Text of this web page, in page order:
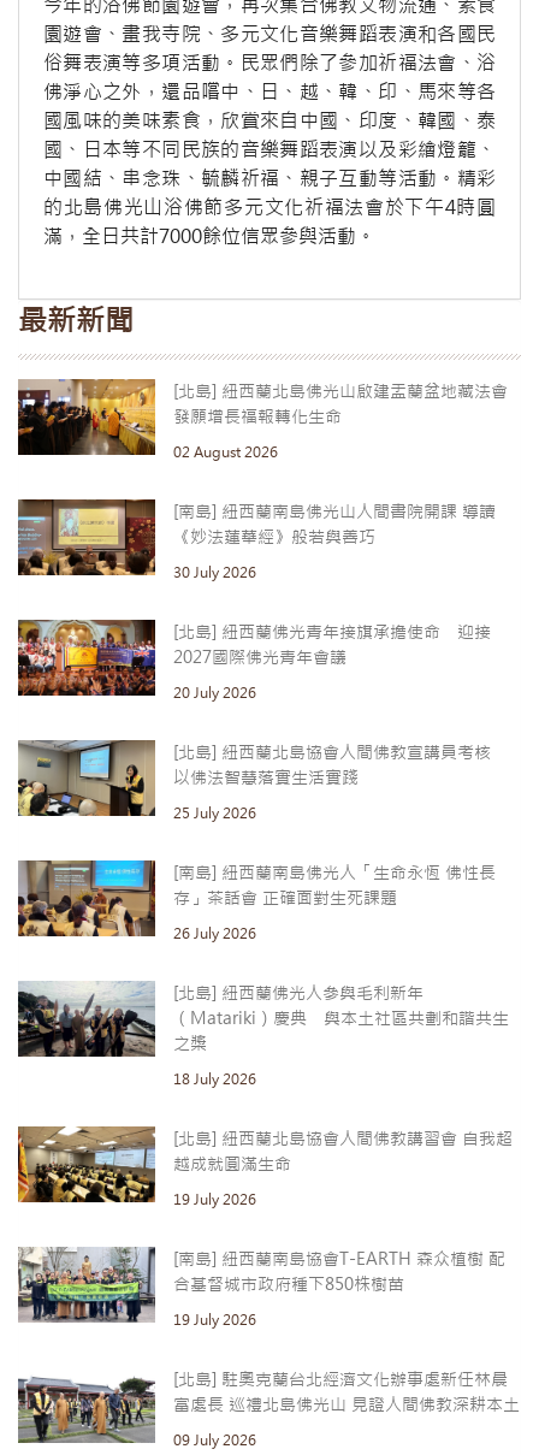
今年的浴佛節園遊會，再次集合佛教文物流通、素食
園遊會、畫我寺院、多元文化音樂舞蹈表演和各國民
俗舞表演等多項活動。民眾們除了參加祈福法會、浴
佛淨心之外，還品嚐中、日、越、韓、印、馬來等各
國風味的美味素食，欣賞來自中國、印度、韓國、泰
國、日本等不同民族的音樂舞蹈表演以及彩繪燈籠、
中國結、串念珠、毓麟祈福、親子互動等活動。精彩
的北島佛光山浴佛節多元文化祈福法會於下午4時圓
滿，全日共計7000餘位信眾參與活動。
最新新聞
[北島] 紐西蘭北島佛光山啟建盂蘭盆地藏法會
發願增長福報轉化生命
02 August 2026
[南島] 紐西蘭南島佛光山人間書院開課 導讀
《妙法蓮華經》般若與善巧
30 July 2026
[北島] 紐西蘭佛光青年接旗承擔使命 迎接
2027國際佛光青年會議
20 July 2026
[北島] 紐西蘭北島協會人間佛教宣講員考核
以佛法智慧落實生活實踐
25 July 2026
[南島] 紐西蘭南島佛光人「生命永恆 佛性長
存」茶話會 正確面對生死課題
26 July 2026
[北島] 紐西蘭佛光人參與毛利新年
（Matariki）慶典 與本土社區共劃和諧共生
之槳
18 July 2026
[北島] 紐西蘭北島協會人間佛教講習會 自我超
越成就圓滿生命
19 July 2026
[南島] 紐西蘭南島協會T-EARTH 森众植樹 配
合基督城市政府種下850株樹苗
19 July 2026
[北島] 駐奧克蘭台北經濟文化辦事處新任林晨
富處長 巡禮北島佛光山 見證人間佛教深耕本土
09 July 2026